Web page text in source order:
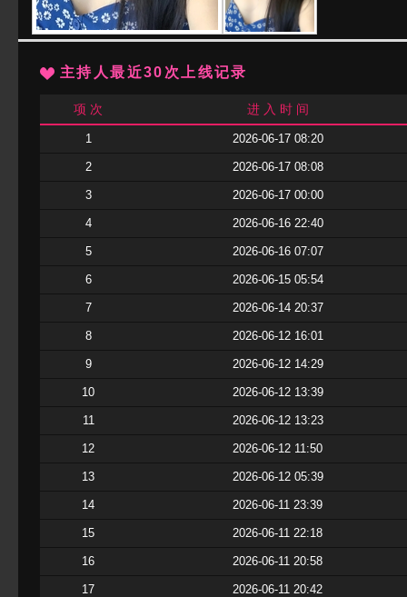
主持人最近30次上线记录
项 次 进 入 时 间
1 2026-06-17 08:20
2 2026-06-17 08:08
3 2026-06-17 00:00
4 2026-06-16 22:40
5 2026-06-16 07:07
6 2026-06-15 05:54
7 2026-06-14 20:37
8 2026-06-12 16:01
9 2026-06-12 14:29
10 2026-06-12 13:39
11 2026-06-12 13:23
12 2026-06-12 11:50
13 2026-06-12 05:39
14 2026-06-11 23:39
15 2026-06-11 22:18
16 2026-06-11 20:58
17 2026-06-11 20:42